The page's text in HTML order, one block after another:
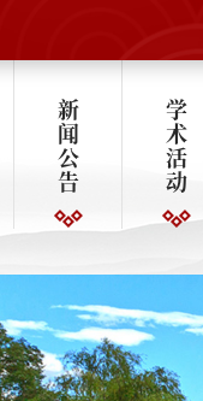
新
闻
公
告
学
术
活
动